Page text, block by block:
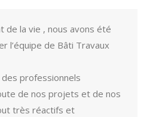
de la vie , nous avons été
l’équipe de Bâti Travaux
professionnels
de nos projets et de nos
très réactifs et